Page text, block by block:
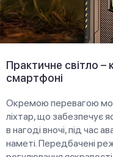
Практичне світло –
смартфоні
Окремою перевагою
ліхтар, що забезпечує
в нагоді вночі, під час
наметі. Передбачені